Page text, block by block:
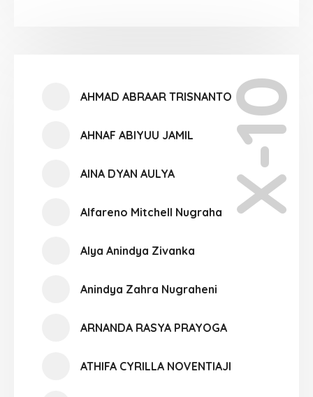
X-10
AHMAD ABRAAR TRISNANTO
AHNAF ABIYUU JAMIL
AINA DYAN AULYA
Alfareno Mitchell Nugraha
Alya Anindya Zivanka
Anindya Zahra Nugraheni
ARNANDA RASYA PRAYOGA
ATHIFA CYRILLA NOVENTIAJI